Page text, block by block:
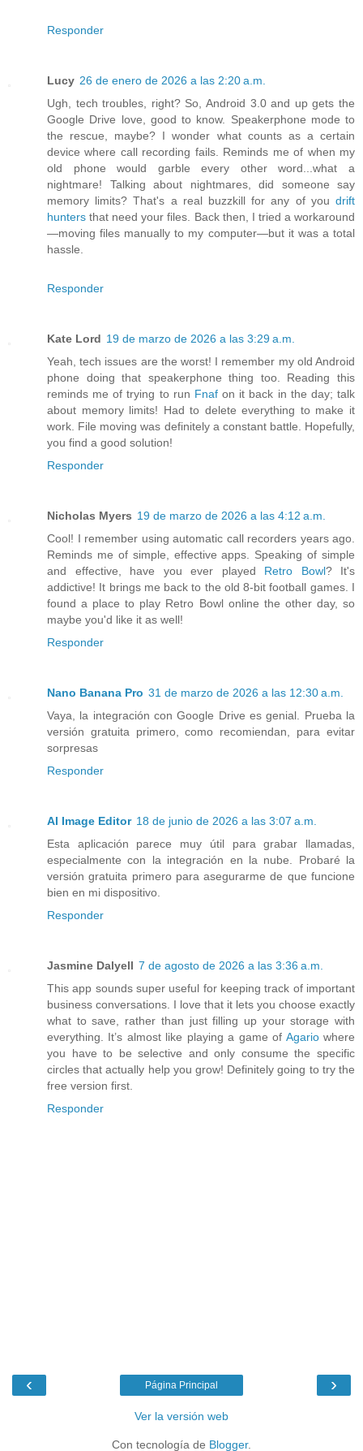
Responder
Lucy 26 de enero de 2026 a las 2:20 a.m.
Ugh, tech troubles, right? So, Android 3.0 and up gets the
Google Drive love, good to know. Speakerphone mode to
the rescue, maybe? I wonder what counts as a certain
device where call recording fails. Reminds me of when my
old phone would garble every other word...what a
nightmare! Talking about nightmares, did someone say
memory limits? That's a real buzzkill for any of you drift
hunters that need your files. Back then, I tried a workaround
—moving files manually to my computer—but it was a total
hassle.
Responder
Kate Lord 19 de marzo de 2026 a las 3:29 a.m.
Yeah, tech issues are the worst! I remember my old Android
phone doing that speakerphone thing too. Reading this
reminds me of trying to run Fnafon it back in the day; talk
about memory limits! Had to delete everything to make it
work. File moving was definitely a constant battle. Hopefully,
you find a good solution!
Responder
Nicholas Myers 19 de marzo de 2026 a las 4:12 a.m.
Cool! I remember using automatic call recorders years ago.
Reminds me of simple, effective apps. Speaking of simple
and effective, have you ever played Retro Bowl? It's
addictive! It brings me back to the old 8-bit football games. I
found a place to play Retro Bowl online the other day, so
maybe you'd like it as well!
Responder
Nano Banana Pro 31 de marzo de 2026 a las 12:30 a.m.
Vaya, la integración con Google Drive es genial. Prueba la
versión gratuita primero, como recomiendan, para evitar
sorpresas
Responder
AI Image Editor 18 de junio de 2026 a las 3:07 a.m.
Esta aplicación parece muy útil para grabar llamadas,
especialmente con la integración en la nube. Probaré la
versión gratuita primero para asegurarme de que funcione
bien en mi dispositivo.
Responder
Jasmine Dalyell 7 de agosto de 2026 a las 3:36 a.m.
This app sounds super useful for keeping track of important
business conversations. I love that it lets you choose exactly
what to save, rather than just filling up your storage with
everything. It’s almost like playing a game of Agariowhere
you have to be selective and only consume the specific
circles that actually help you grow! Definitely going to try the
free version first.
Responder
‹ ›
Página Principal
Ver la versión web
Con tecnología de Blogger.